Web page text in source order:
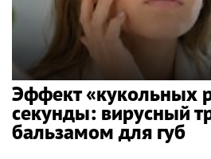
Эффект «кукольных
секунды: вирусный
бальзамом для губ